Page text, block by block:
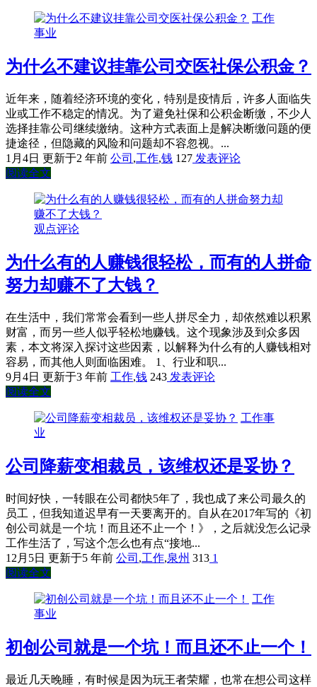
工作
事业
为什么不建议挂靠公司交医社保公积金？
近年来，随着经济环境的变化，特别是疫情后，许多人面临失
业或工作不稳定的情况。为了避免社保和公积金断缴，不少人
选择挂靠公司继续缴纳。这种方式表面上是解决断缴问题的便
捷途径，但隐藏的风险和问题却不容忽视。...
1月4日 更新于2 年前 公司 ,工作,钱 127 发表评论
阅读全文
观点评论
为什么有的人赚钱很轻松，而有的人拼命
努力却赚不了大钱？
在生活中，我们常常会看到一些人拼尽全力，却依然难以积累
财富，而另一些人似乎轻松地赚钱。这个现象涉及到众多因
素，本文将深入探讨这些因素，以解释为什么有的人赚钱相对
容易，而其他人则面临困难。 1、行业和职...
9月4日 更新于3 年前 工作,钱 243 发表评论
阅读全文
工作事
业
公司降薪变相裁员，该维权还是妥协？
时间好快，一转眼在公司都快5年了，我也成了来公司最久的
员工，但我知道迟早有一天要离开的。自从在2017年写的《初
创公司就是一个坑！而且还不止一个！》，之后就没怎么记录
工作生活了，写这个怎么也有点“接地...
12月5日 更新于5 年前 公司 ,工作,泉州 313 1
阅读全文
工作
事业
初创公司就是一个坑！而且还不止一个！
最近几天晚睡，有时候是因为玩王者荣耀，也常在想公司这样